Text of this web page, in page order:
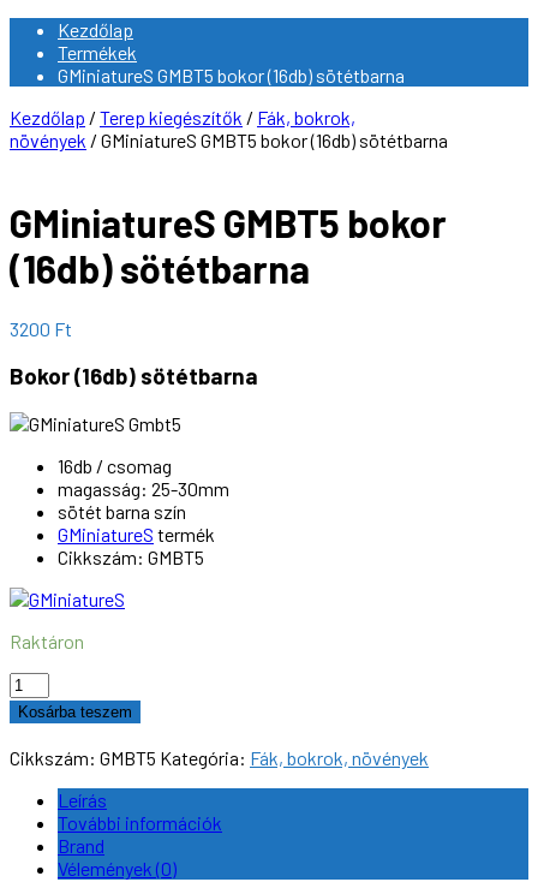
Kezdőlap
Termékek
GMiniatureS GMBT5 bokor (16db) sötétbarna
Kezdőlap / Terep kiegészítők / Fák, bokrok,
növények / GMiniatureS GMBT5 bokor (16db) sötétbarna
GMiniatureS GMBT5 bokor
(16db) sötétbarna
3200 Ft
Bokor (16db) sötétbarna
16db / csomag
magasság: 25-30mm
sötét barna szín
GMiniatureS termék
Cikkszám: GMBT5
Raktáron
GMiniatureS
GMBT5
bokor
(16db)
sötétbarna
mennyiség
Kosárba teszem
Cikkszám: GMBT5 Kategória: Fák, bokrok, növények
Leírás
További információk
Brand
Vélemények (0)